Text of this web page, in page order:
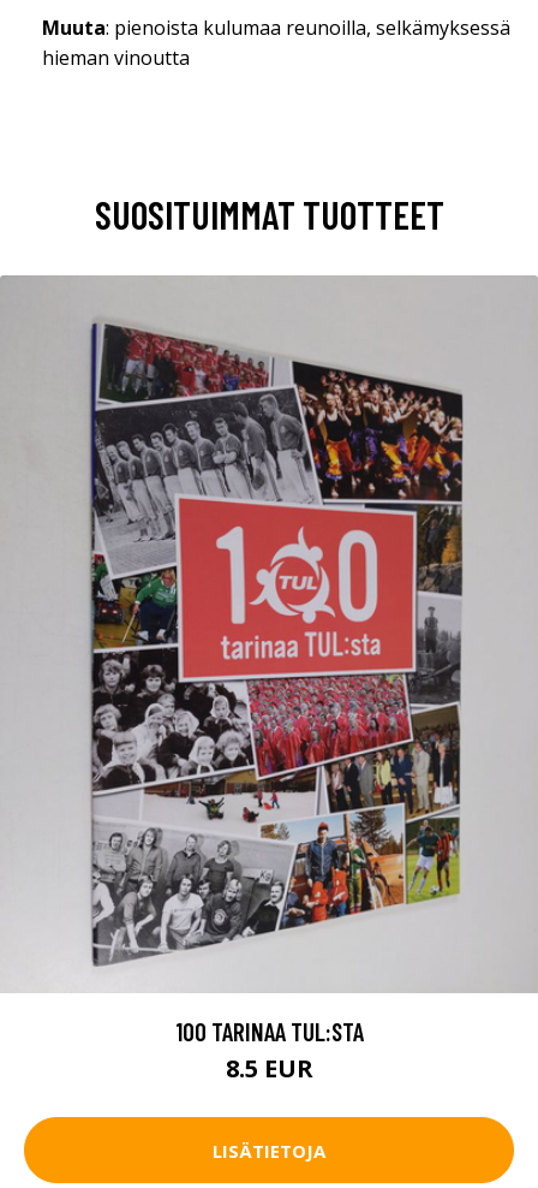
Muuta: pienoista kulumaa reunoilla, selkämyksessä
hieman vinoutta
SUOSITUIMMAT TUOTTEET
100 TARINAA TUL:STA
8.5 EUR
LISÄTIETOJA